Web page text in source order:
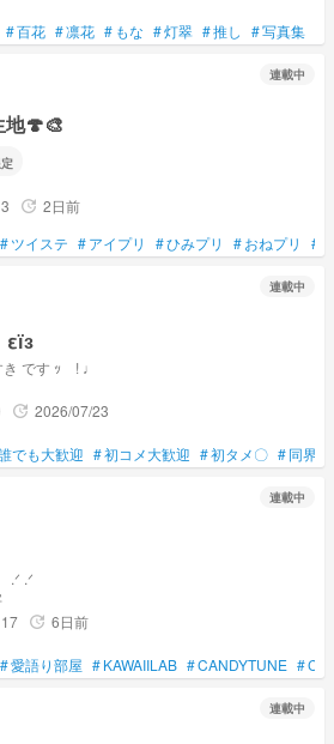
#百花 #凛花 # もな #灯翠 #推し #写真集
連載中
🍄🎨
update 2日前
#ツイステ #アイプリ #ひみプリ #おねプリ #
連載中
き です ｯ ! ♩
update 2026/07/23
でも大歓迎 #初コメ大歓迎 #初タメ〇 #同界
連載中
.ᐟ .ᐟ
update 6日前
#愛語り部屋 #KAWAIILAB #CANDYTUNE #
連載中